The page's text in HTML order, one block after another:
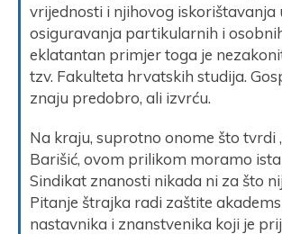
vrijednosti i njihovog iskorištavanja
osiguravanja partikularnih i
eklatantan primjer toga je
tzv. Fakulteta hrvatskih studija.
znaju predobro, ali izvrću.
Na kraju, suprotno onome što tvrdi
Barišić, ovom prilikom moramo
Sindikat znanosti nikada ni za što
Pitanje štrajka radi zaštite
nastavnika i znanstvenika koji je